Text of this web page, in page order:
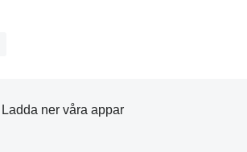
Ladda ner våra appar